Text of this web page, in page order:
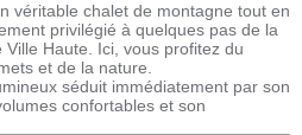
véritable chalet de montagne tout en
privilégié à quelques pas de la
Haute. Ici, vous profitez du
et de la nature.
séduit immédiatement par son
confortables et son